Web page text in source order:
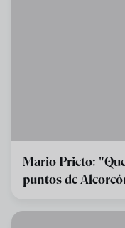
Mario Prieto:
puntos de